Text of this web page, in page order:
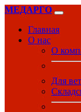
МЕДАРГО
Главная
О нас
О
Для